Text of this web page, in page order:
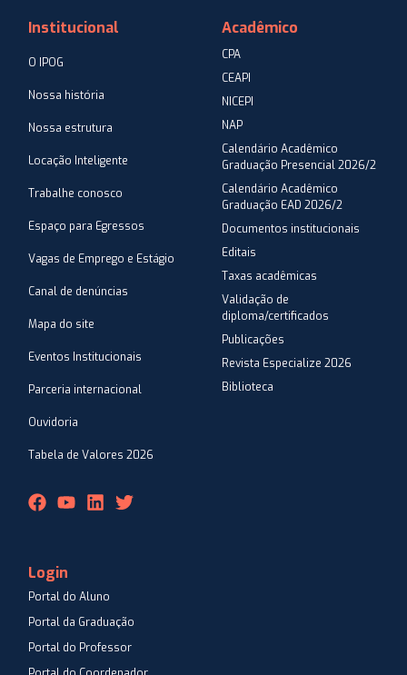
Institucional
O IPOG
Nossa história
Nossa estrutura
Locação Inteligente
Trabalhe conosco
Espaço para Egressos
Vagas de Emprego e Estágio
Canal de denúncias
Mapa do site
Eventos Institucionais
Parceria internacional
Ouvidoria
Tabela de Valores 2026
Acadêmico
CPA
CEAPI
NICEPI
NAP
Calendário Acadêmico
Graduação Presencial 2026/2
Calendário Acadêmico
Graduação EAD 2026/2
Documentos institucionais
Editais
Taxas acadêmicas
Validação de
diploma/certificados
Publicações
Revista Especialize 2026
Biblioteca
Login
Portal do Aluno
Portal da Graduação
Portal do Professor